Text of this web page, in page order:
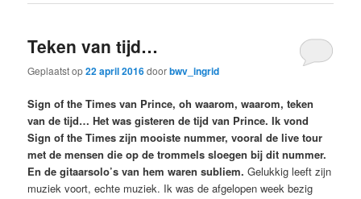
Teken van tijd…
Geplaatst op22 april 2016doorbwv_ingrid
Sign of the Times van Prince, oh waarom, waarom, teken
van de tijd… Het was gisteren de tijd van Prince. Ik vond
Sign of the Times zijn mooiste nummer, vooral de live tour
met de mensen die op de trommels sloegen bij dit nummer.
En de gitaarsolo’s van hem waren subliem. Gelukkig leeft zijn
muziek voort, echte muziek. Ik was de afgelopen week bezig